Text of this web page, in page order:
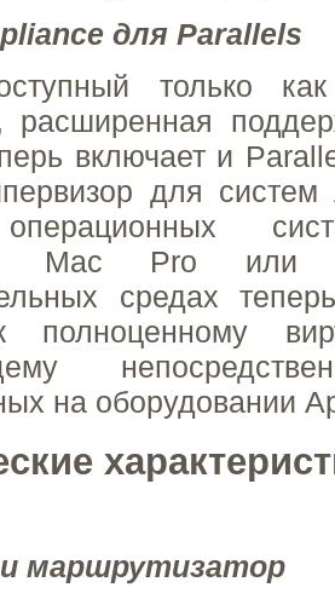
для Parallels
только
расширенная
включает и
для
Mac Pro или
средах
полноценному
на оборудовании
маршрутизатор